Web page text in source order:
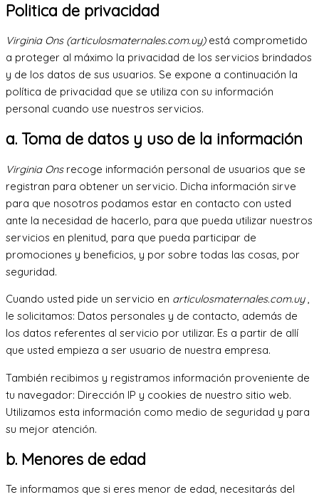
Politica de privacidad
Virginia Ons (articulosmaternales.com.uy)está comprometido
a proteger al máximo la privacidad de los servicios brindados
y de los datos de sus usuarios. Se expone a continuación la
política de privacidad que se utiliza con su información
personal cuando use nuestros servicios.
a. Toma de datos y uso de la información
Virginia Onsrecoge información personal de usuarios que se
registran para obtener un servicio. Dicha información sirve
para que nosotros podamos estar en contacto con usted
ante la necesidad de hacerlo, para que pueda utilizar nuestros
servicios en plenitud, para que pueda participar de
promociones y beneficios, y por sobre todas las cosas, por
seguridad.
Cuando usted pide un servicio en articulosmaternales.com.uy ,
le solicitamos: Datos personales y de contacto, además de
los datos referentes al servicio por utilizar. Es a partir de allí
que usted empieza a ser usuario de nuestra empresa.
También recibimos y registramos información proveniente de
tu navegador: Dirección IP y cookies de nuestro sitio web.
Utilizamos esta información como medio de seguridad y para
su mejor atención.
b. Menores de edad
Te informamos que si eres menor de edad, necesitarás del